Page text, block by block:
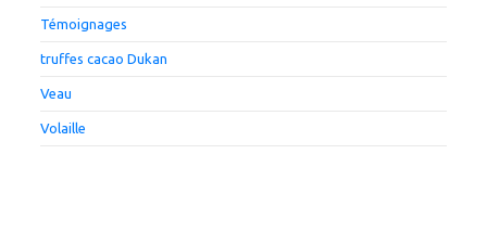
Témoignages
truffes cacao Dukan
Veau
Volaille